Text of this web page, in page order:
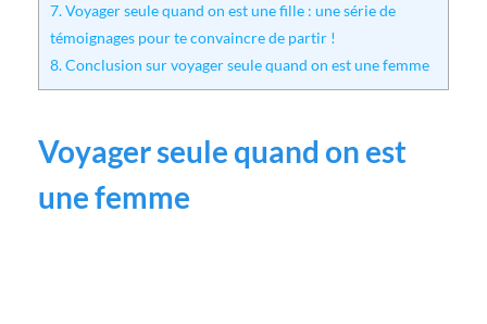
7.Voyager seule quand on est une fille : une série de
témoignages pour te convaincre de partir !
8.Conclusion sur voyager seule quand on est une femme
Voyager seule quand on est
une femme